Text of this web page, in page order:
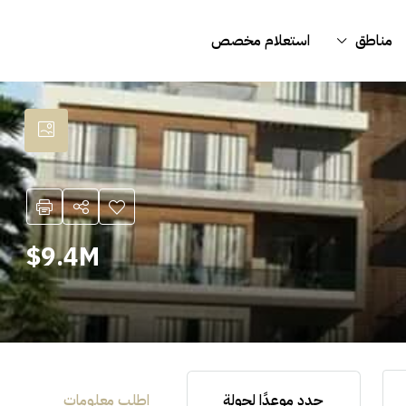
مناطق استعلام مخصص
9.4M$
حدد موعدًا لجولة اطلب معلومات